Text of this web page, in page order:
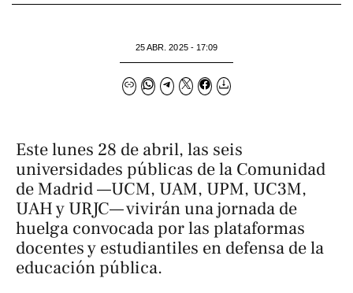
25 ABR. 2025 - 17:09
Este lunes 28 de abril, las seis
universidades públicas de la Comunidad
de Madrid —UCM, UAM, UPM, UC3M,
UAH y URJC— vivirán una jornada de
huelga convocada por las plataformas
docentes y estudiantiles en defensa de la
educación pública.